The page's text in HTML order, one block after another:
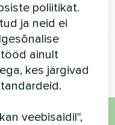
Eramu
kasutatav
Yugo Smart seeria
poliitikat.
ja neid ei
ainult
kes järgivad
veebisaidil",